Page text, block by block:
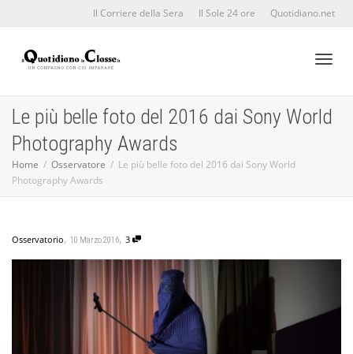
Il Corriere della Sera Il Sole 24 ore Quotidiano.net
Le più belle foto del 2016 dai Sony World
Photography Awards
Home Osservatore
Le più belle foto del 2016 dai Sony World
Photography Awards
Osservatorio, 10 Marzo 2016, 3